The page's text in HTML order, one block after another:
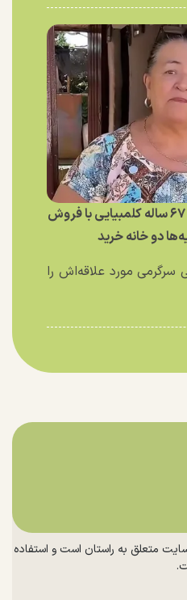
ملکه شایعه کلمبیا؛ زن ۶۷ ساله کلمبیایی با فروش
دو خانه خرید
سرگرمی مورد علاقه‌اش را
متعلق به راستان است و استفاده